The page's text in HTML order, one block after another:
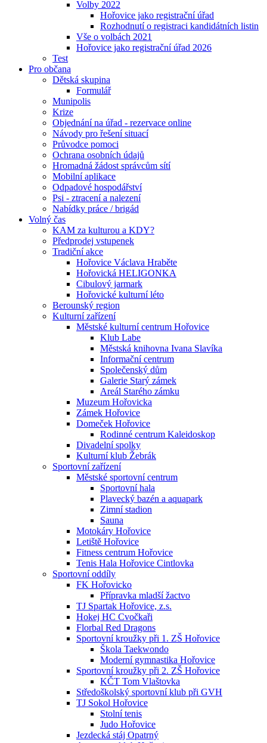
Volby 2022
Hořovice jako registrační úřad
Rozhodnutí o registraci kandidátních listin
Vše o volbách 2021
Hořovice jako registrační úřad 2026
Test
Pro občana
Dětská skupina
Formulář
Munipolis
Krize
Objednání na úřad - rezervace online
Návody pro řešení situací
Průvodce pomoci
Ochrana osobních údajů
Hromadná žádost správcům sítí
Mobilní aplikace
Odpadové hospodářství
Psi - ztracení a nalezení
Nabídky práce / brigád
Volný čas
KAM za kulturou a KDY?
Předprodej vstupenek
Tradiční akce
Hořovice Václava Hraběte
Hořovická HELIGONKA
Cibulový jarmark
Hořovické kulturní léto
Berounský region
Kulturní zařízení
Městské kulturní centrum Hořovice
Klub Labe
Městská knihovna Ivana Slavíka
Informační centrum
Společenský dům
Galerie Starý zámek
Areál Starého zámku
Muzeum Hořovicka
Zámek Hořovice
Domeček Hořovice
Rodinné centrum Kaleidoskop
Divadelní spolky
Kulturní klub Žebrák
Sportovní zařízení
Městské sportovní centrum
Sportovní hala
Plavecký bazén a aquapark
Zimní stadion
Sauna
Motokáry Hořovice
Letiště Hořovice
Fitness centrum Hořovice
Tenis Hala Hořovice Cintlovka
Sportovní oddíly
FK Hořovicko
Přípravka mladší žactvo
TJ Spartak Hořovice, z.s.
Hokej HC Cvočkaři
Florbal Red Dragons
Sportovní kroužky při 1. ZŠ Hořovice
Škola Taekwondo
Moderní gymnastika Hořovice
Sportovní kroužky při 2. ZŠ Hořovice
KČT Tom Vlaštovka
Středoškolský sportovní klub při GVH
TJ Sokol Hořovice
Stolní tenis
Judo Hořovice
Jezdecká stáj Opatrný